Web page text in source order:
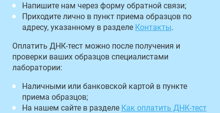
Напишите нам через форму обратной связи;
Приходите лично в пункт приема образцов по
адресу, указанному в разделе Контакты.
Оплатить ДНК-тест можно после получения и
проверки ваших образцов специалистами
лаборатории:
Наличными или банковской картой в пункте
приема образцов;
На нашем сайте в разделе Как оплатить ДНК-тест